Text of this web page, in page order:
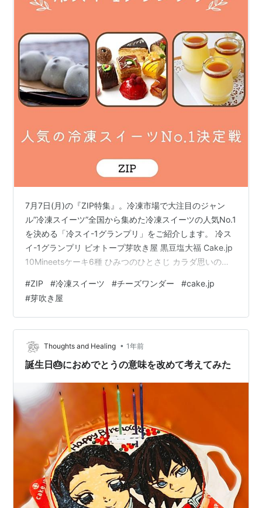
7月7日(月)の『ZIP特集』。冷凍市場で大注目のジャン
ル”冷凍スイーツ”全国から集めた冷凍スイーツの人気No.1
を決める「冷スイ-1グランプリ」をご紹介します。 冷ス
イ-1グランプリ ビオトープ芽吹き屋 黒豆塩大福 Cake.jp
10Mineetsケーキ6種 ひみつのひとさじ カラダ思いの冷
ランプリ ビオトープ芽吹き屋 黒豆塩大福 もともとは和
菓子屋ではなく餅粉や米粉をつくっている製粉屋さん
で、その製粉技術を生かして冷凍してもおいしく食べら
れる和菓子を開発しています。年間114万個も売れるヒッ
ト商品の「黒豆塩大福」は、岩手…
#ZIP #冷凍スイーツ #チーズワンダー #cake.jp
#芽吹き屋
Thoughts and Healing • 1年前
誕生日🎂におめでとうの意味を改めて考えてみた